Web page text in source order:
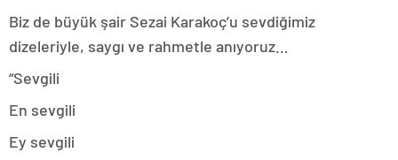
Biz de büyük şair Sezai Karakoç’u sevdiğimiz
dizeleriyle, saygı ve rahmetle anıyoruz…
“Sevgili
En sevgili
Ey sevgili